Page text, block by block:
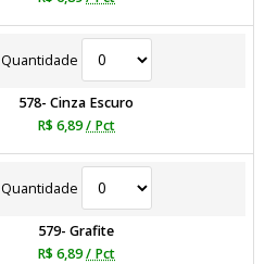
Quantidade
578- Cinza Escuro
R$ 6,89/ Pct
Quantidade
579- Grafite
R$ 6,89/ Pct